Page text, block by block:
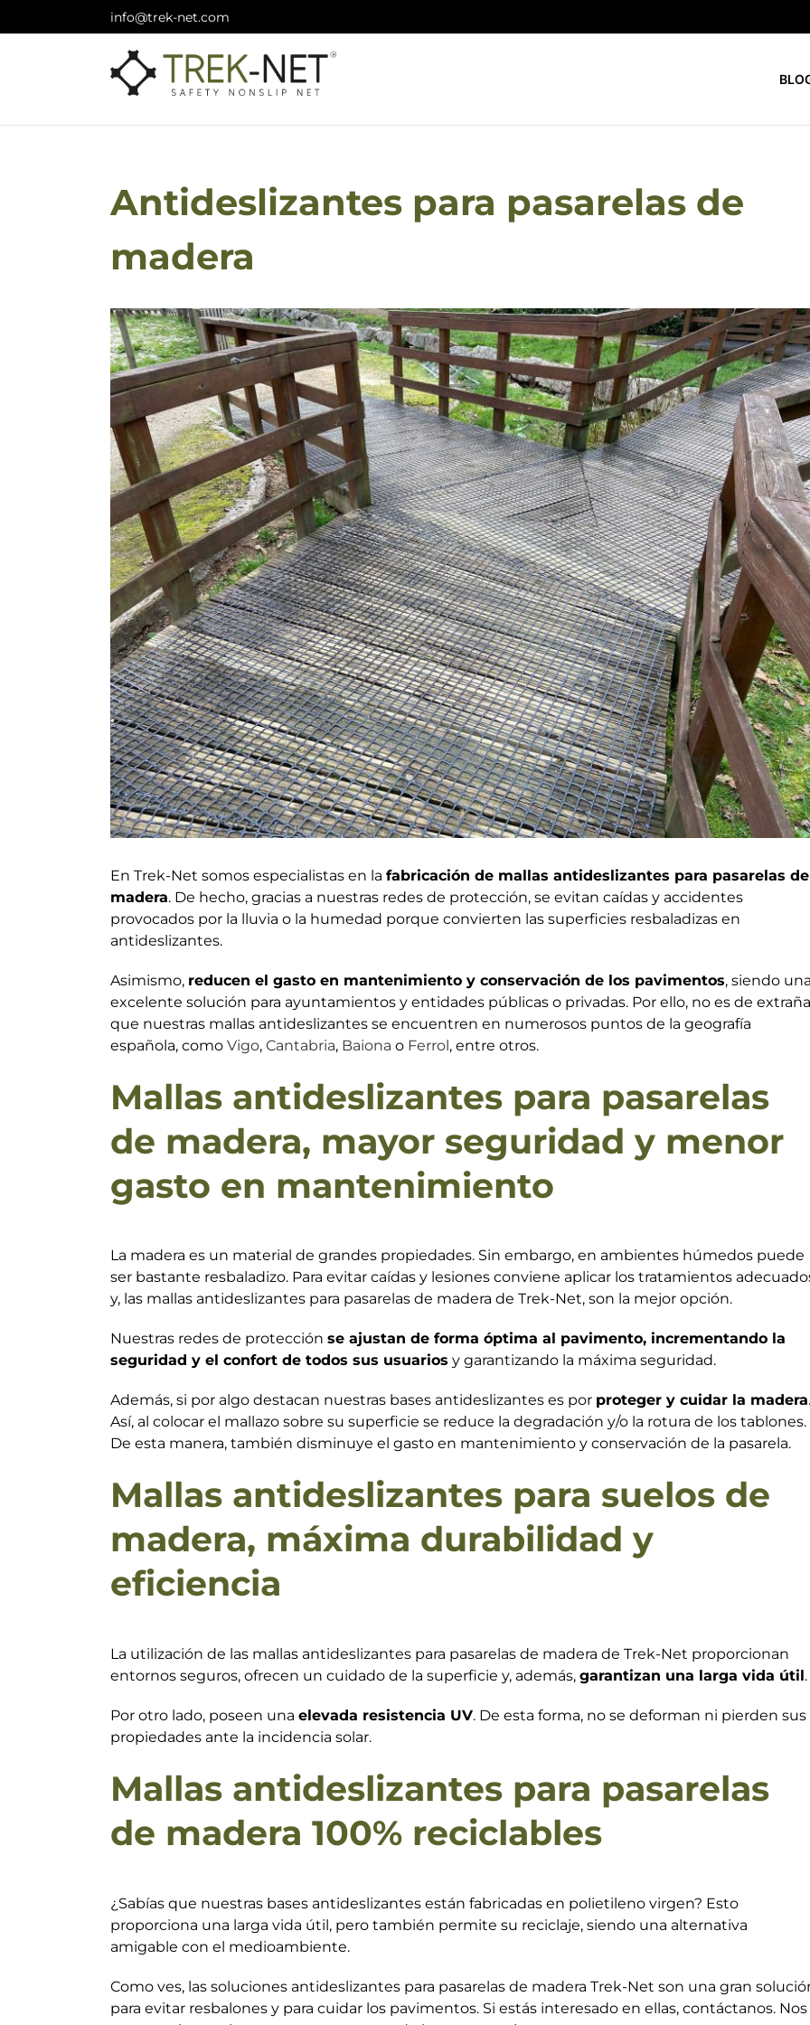
to
info@trek-net.com
Antideslizantes para pasarelas de
madera
View
Larger
Image
En Trek-Net somos especialistas en la fabricación de mallas antideslizantes para pasarelas de
madera. De hecho, gracias a nuestras redes de protección, se evitan caídas y accidentes
provocados por la lluvia o la humedad porque convierten las superficies resbaladizas en
antideslizantes.
Asimismo, reducen el gasto en mantenimiento y conservación de los pavimentos, siendo
excelente solución para ayuntamientos y entidades públicas o privadas. Por ello, no es de
que nuestras mallas antideslizantes se encuentren en numerosos puntos de la geografía
española, como Vigo, Cantabria, Baiona o Ferrol, entre otros.
Mallas antideslizantes para pasarelas
de madera, mayor seguridad y menor
gasto en mantenimiento
La madera es un material de grandes propiedades. Sin embargo, en ambientes húmedos puede
ser bastante resbaladizo. Para evitar caídas y lesiones conviene aplicar los tratamientos
y, las mallas antideslizantes para pasarelas de madera de Trek-Net, son la mejor opción.
Nuestras redes de protección se ajustan de forma óptima al pavimento, incrementando la
seguridad y el confort de todos sus usuarios y garantizando la máxima seguridad.
Además, si por algo destacan nuestras bases antideslizantes es por proteger y cuidar la madera.
Así, al colocar el mallazo sobre su superficie se reduce la degradación y/o la rotura de los tablones.
De esta manera, también disminuye el gasto en mantenimiento y conservación de la pasarela.
Mallas antideslizantes para suelos de
madera, máxima durabilidad y
eficiencia
La utilización de las mallas antideslizantes para pasarelas de madera de Trek-Net proporcionan
entornos seguros, ofrecen un cuidado de la superficie y, además, garantizan una larga vida útil.
Por otro lado, poseen una elevada resistencia UV. De esta forma, no se deforman ni pierden sus
propiedades ante la incidencia solar.
Mallas antideslizantes para pasarelas
de madera 100% reciclables
¿Sabías que nuestras bases antideslizantes están fabricadas en polietileno virgen? Esto
proporciona una larga vida útil, pero también permite su reciclaje, siendo una alternativa
amigable con el medioambiente.
Como ves, las soluciones antideslizantes para pasarelas de madera Trek-Net son una gran
para evitar resbalones y para cuidar los pavimentos. Si estás interesado en ellas, contáctanos. Nos